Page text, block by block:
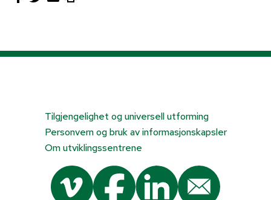
Tilgjengelighet og universell utforming
Personvern og bruk av informasjonskapsler
Om utviklingssentrene